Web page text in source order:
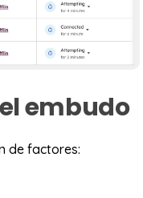
embudo
de factores: